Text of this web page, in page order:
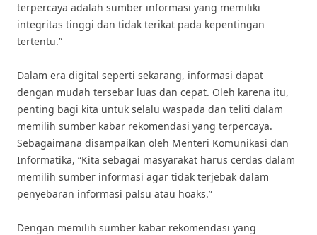
terpercaya adalah sumber informasi yang memiliki
integritas tinggi dan tidak terikat pada kepentingan
tertentu.”
Dalam era digital seperti sekarang, informasi dapat
dengan mudah tersebar luas dan cepat. Oleh karena itu,
penting bagi kita untuk selalu waspada dan teliti dalam
memilih sumber kabar rekomendasi yang terpercaya.
Sebagaimana disampaikan oleh Menteri Komunikasi dan
Informatika, “Kita sebagai masyarakat harus cerdas dalam
memilih sumber informasi agar tidak terjebak dalam
penyebaran informasi palsu atau hoaks.”
Dengan memilih sumber kabar rekomendasi yang